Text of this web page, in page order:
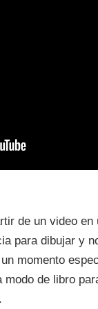
de un video
para dibujar y
momento
modo de libro